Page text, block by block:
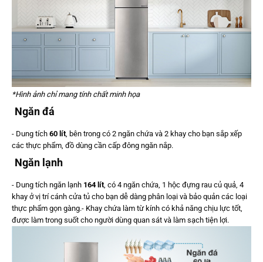
*Hình ảnh chỉ mang tính chất minh họa
Ngăn đá
- Dung tích 60 lít, bên trong có 2 ngăn chứa và 2 khay cho bạn sắp xếp
các thực phẩm, đồ dùng cần cấp đông ngăn nắp.
Ngăn lạnh
- Dung tích ngăn lạnh 164 lít, có 4 ngăn chứa, 1 hộc đựng rau củ quả, 4
khay ở vị trí cánh cửa tủ cho bạn dễ dàng phân loại và bảo quản các loại
thực phẩm gọn gàng.- Khay chứa làm từ kính có khả năng chịu lực tốt,
được làm trong suốt cho người dùng quan sát và làm sạch tiện lợi.